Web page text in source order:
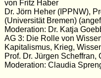
von Fritz Haber
Dr. Jörn Heher (IPPNW),
(Universität Bremen)
Moderation: Dr. Katja
AG 3: Die Rolle von
Kapitalismus, Krieg,
Prof. Dr. Jürgen Scheffran,
Moderation: Claudia